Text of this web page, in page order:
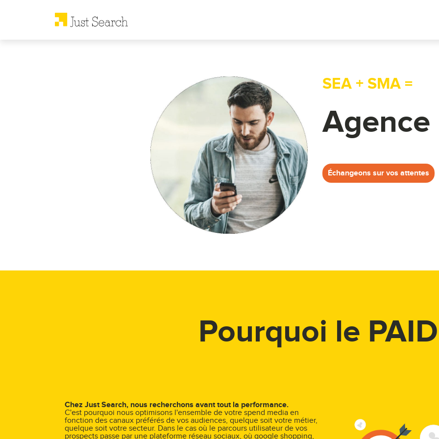
SEA + SMA =
Agence
Échangeons sur vos attentes
Pourquoi le
Chez Just Search, nous recherchons avant tout la performance.
C'est pourquoi nous optimisons l'ensemble de votre spend media en
fonction des canaux préférés de vos audiences, quelque soit votre métier,
quelque soit votre secteur. Dans le cas où le parcours utilisateur de vos
prospects passe par une plateforme réseau sociaux, où google shopping,